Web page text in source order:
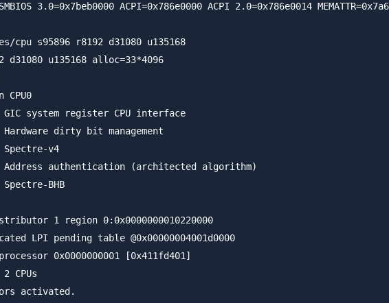
3.0=0x7beb0000 ACPI=0x786e0000 ACPI 2.0=0x786e0014
cpu s95896 r8192 d31080 u135168
u135168 alloc=33*4096
system register CPU interface
dirty bit management
v4
authentication (architected algorithm)
BHB
1 region 0:0x0000000010220000
LPI pending table @0x00000004001d0000
0x0000000001 [0x411fd401]
CPUs
activated.